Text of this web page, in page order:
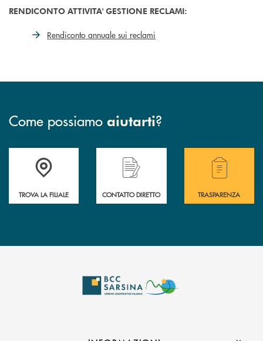
RENDICONTO ATTIVITA' GESTIONE RECLAMI:
Rendiconto annuale sui reclami
Come possiamo aiutarti?
Accedi all'elenco completo delle filiali di Bcc Sarsina.
TROVA LA FILIALE
Hai bisogno di assistenza immediata ?
CONTATTO DIRETTO
Hai bisogno di
TRASPARENZA